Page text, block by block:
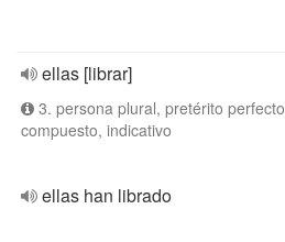
ellas [librar]
3. persona plural, pretérito perfecto
compuesto, indicativo
ellas han librado